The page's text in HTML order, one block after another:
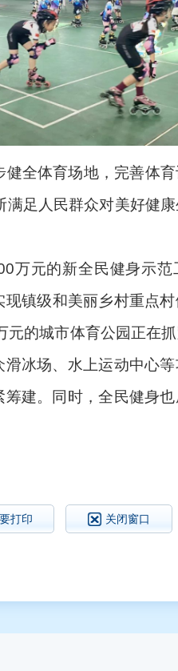
健全体育场地，完善体
满足人民群众对美好健
万元的新全民健身示
现镇级和美丽乡村重点
元的城市体育公园正在
冰场、水上运动中心
建。同时，全民健身
打印 关闭窗口